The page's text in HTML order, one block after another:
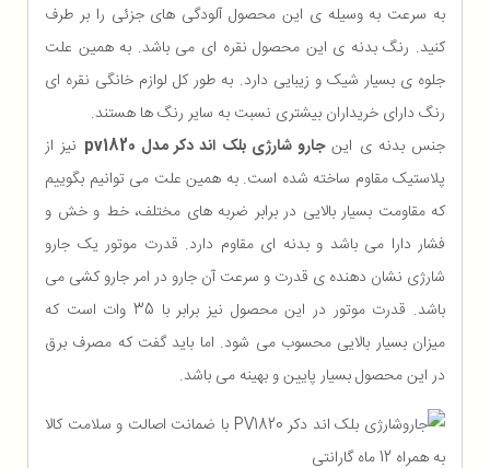
به سرعت به وسیله ی این محصول آلودگی های جزئی را بر طرف
کنید. رنگ بدنه ی این محصول نقره ای می باشد. به همین علت
جلوه ی بسیار شیک و زیبایی دارد. به طور کل لوازم خانگی نقره ای
رنگ دارای خریداران بیشتری نسبت به سایر رنگ ها هستند.
جنس بدنه ی اینجارو شارژی بلک اند دکر مدل pv1820
نیز از
پلاستیک مقاوم ساخته شده است. به همین علت می توانیم بگوییم
که مقاومت بسیار بالایی در برابر ضربه های مختلف، خط و خش و
فشار دارا می باشد و بدنه ای مقاوم دارد. قدرت موتور یک جارو
شارژی نشان دهنده ی قدرت و سرعت آن جارو در امر جارو کشی می
باشد. قدرت موتور در این محصول نیز برابر با 35 وات است که
میزان بسیار بالایی محسوب می شود. اما باید گفت که مصرف برق
در این محصول بسیار پایین و بهینه می باشد.